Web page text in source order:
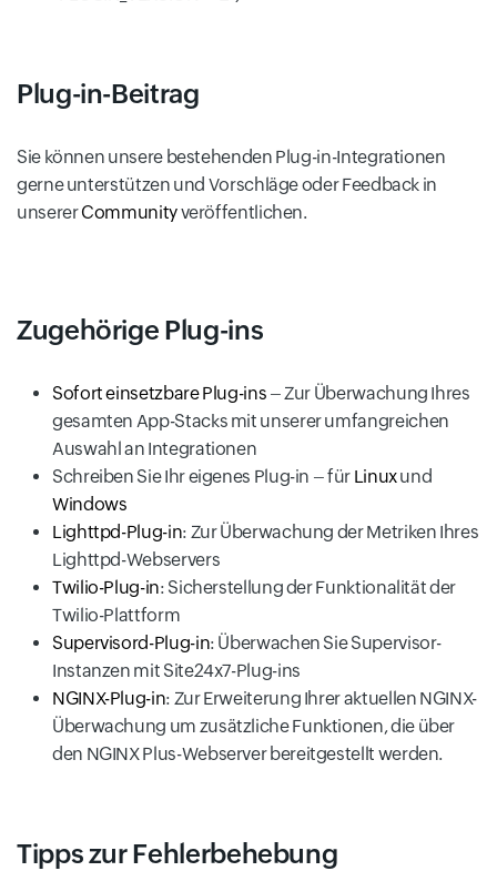
Plug-in-Beitrag
Sie können unsere bestehenden Plug-in-Integrationen
gerne unterstützen und Vorschläge oder Feedback in
unsererCommunityveröffentlichen.
Zugehörige Plug-ins
Sofort einsetzbare Plug-ins – Zur Überwachung Ihres
gesamten App-Stacks mit unserer umfangreichen
Auswahl an Integrationen
Schreiben Sie Ihr eigenes Plug-in – für Linuxund
Windows
Lighttpd-Plug-in: Zur Überwachung der Metriken Ihres
Lighttpd-Webservers
Twilio-Plug-in: Sicherstellung der Funktionalität der
Twilio-Plattform
Supervisord-Plug-in: Überwachen Sie Supervisor-
Instanzen mit Site24x7-Plug-ins
NGINX-Plug-in: Zur Erweiterung Ihrer aktuellen NGINX-
Überwachung um zusätzliche Funktionen, die über
den NGINX Plus-Webserver bereitgestellt werden.
Tipps zur Fehlerbehebung